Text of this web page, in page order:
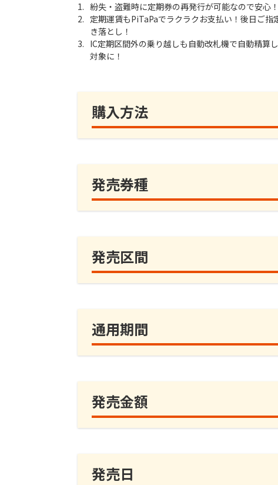
1. 紛失・盗難時に定期券の再発行が可能なので安心！
2. 定期運賃もPiTaPaでラクラクお支払い！後日ご指
き落とし！
3. IC定期区間外の乗り越しも自動改札機で自動精算
対象に！
購入方法
発売券種
発売区間
通用期間
発売金額
発売日